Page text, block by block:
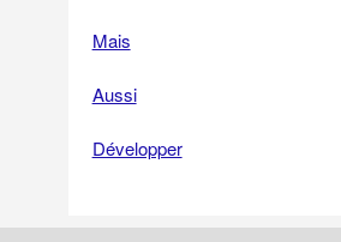
Mais
Aussi
Développer